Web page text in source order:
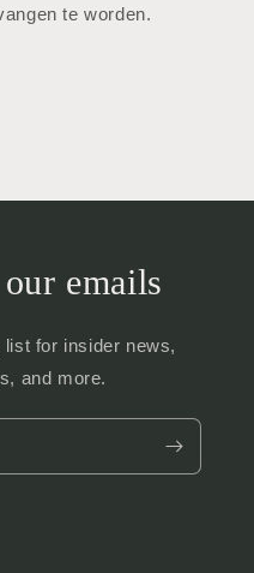
te worden.
emails
for insider news,
and more.